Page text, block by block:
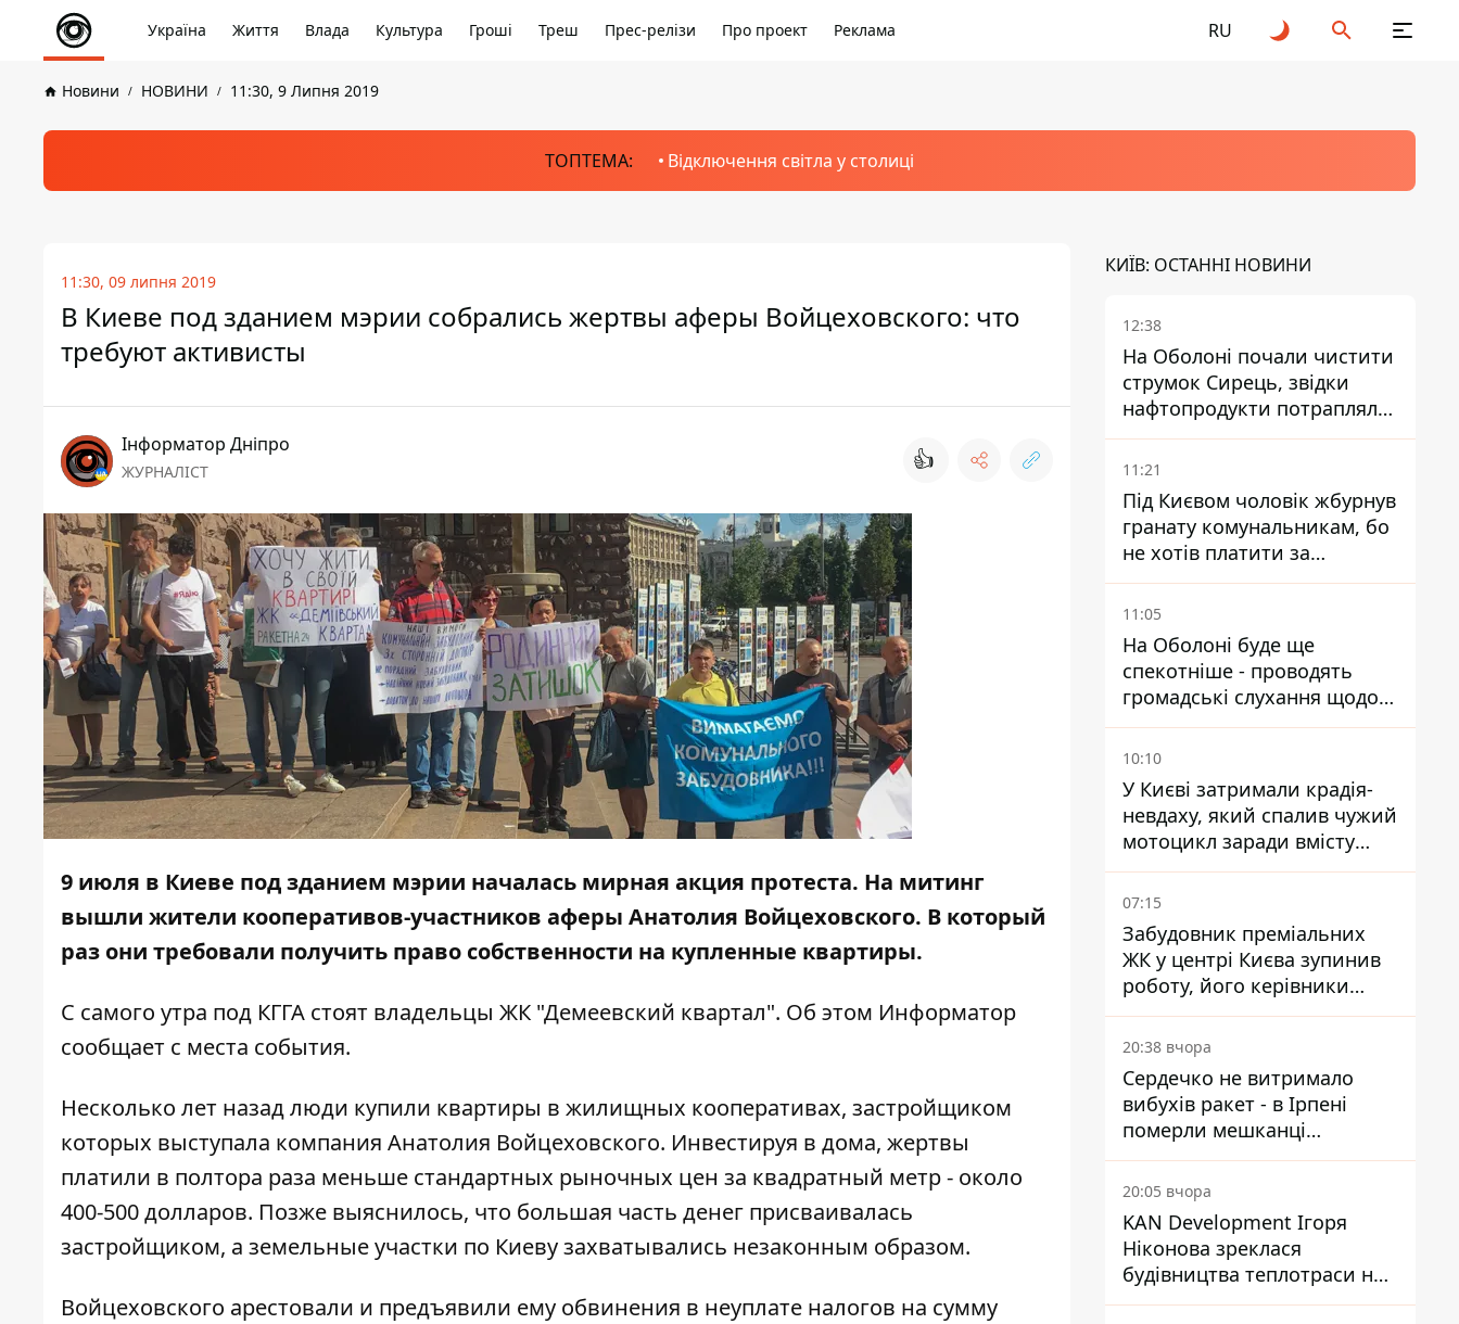
Україна Життя Влада Культура Гроші Треш Прес-релізи Про проект Реклама RU
Новини НОВИНИ 11:30, 9 Липня 2019
ТОПТЕМА: Відключення світла у столиці
11:30, 09 липня 2019
В Киеве под зданием мэрии собрались жертвы аферы Войцеховского: что
требуют активисты
Інформатор Дніпро
ЖУРНАЛІСТ 👍
9 июля в Киеве под зданием мэрии началась мирная акция протеста. На митинг
вышли жители кооперативов-участников аферы Анатолия Войцеховского. В который
раз они требовали получить право собственности на купленные квартиры.
С самого утра под КГГА стоят владельцы ЖК "Демеевский квартал". Об этом Информатор
сообщает с места события.
Несколько лет назад люди купили квартиры в жилищных кооперативах, застройщиком
которых выступала компания Анатолия Войцеховского. Инвестируя в дома, жертвы
платили в полтора раза меньше стандартных рыночных цен за квадратный метр - около
400-500 долларов. Позже выяснилось, что большая часть денег присваивалась
застройщиком, а земельные участки по Киеву захватывались незаконным образом.
Войцеховского арестовали и предъявили ему обвинения в неуплате налогов на сумму
КИЇВ: ОСТАННІ НОВИНИ
12:38
На Оболоні почали чистити
струмок Сирець, звідки
нафтопродукти потрапляли
до озер
11:21
Під Києвом чоловік жбурнув
гранату комунальникам, бо
не хотів платити за
квитанціями
11:05
На Оболоні буде ще
спекотніше - проводять
громадські слухання щодо
храму УГКЦ на Північній
10:10
У Києві затримали крадія-
невдаху, який спалив чужий
мотоцикл заради вмісту
багажника
07:15
Забудовник преміальних
ЖК у центрі Києва зупинив
роботу, його керівники
втекли з України - Bihus.info
20:38 вчора
Сердечко не витримало
вибухів ракет - в Ірпені
померли мешканці
притулку для собак з
інвалідністю
20:05 вчора
KAN Development Ігоря
Ніконова зреклася
будівництва теплотраси на
Теремках